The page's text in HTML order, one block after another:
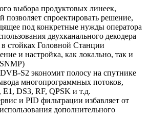
выбора продуктовых линеек,
позволяет спроектировать решение,
под конкретные нужды оператора
двухканального декодера
стойках Головной Станции
и настройка, как локально, так и
S2 экономит полосу на спутнике
многопрограммных потоков,
DS3, RF, QPSK и т.д.
и PID фильтрации избавляет от
дополнительного